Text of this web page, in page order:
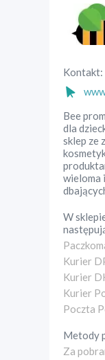
Kontakt:
Bee
dla
sklep ze
wieloma
W
Kurier
Kurier
Kurier
Poczta
Metody
Za